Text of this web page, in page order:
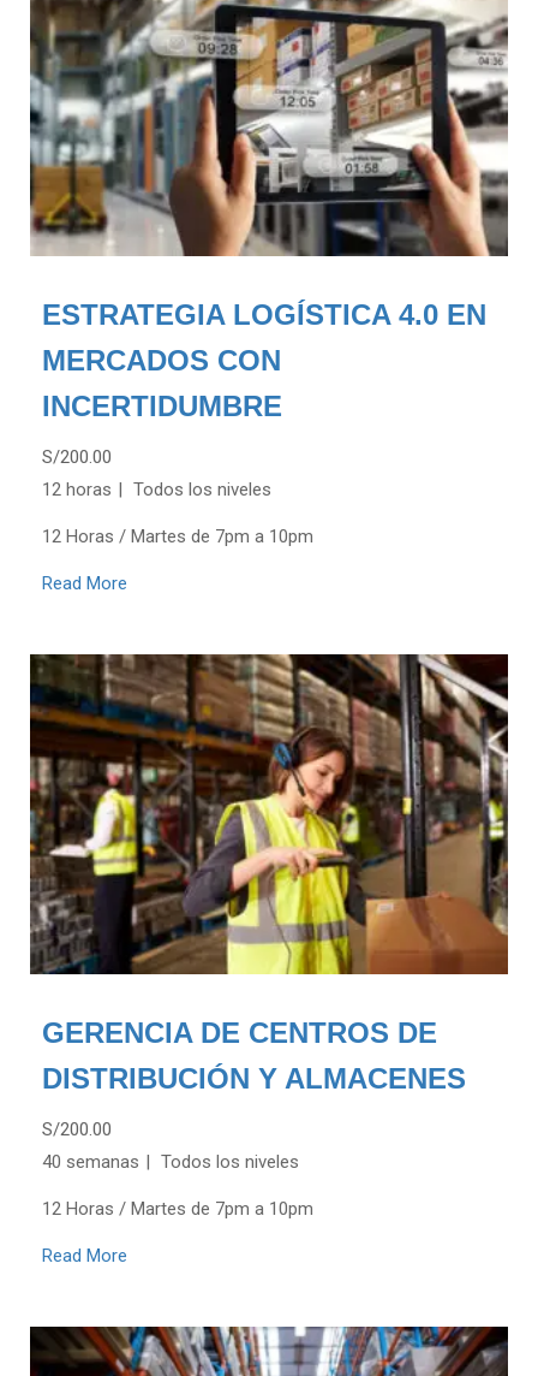
ESTRATEGIA LOGÍSTICA 4.0 EN
MERCADOS CON
INCERTIDUMBRE
S/200.00
12 horas
Todos los niveles
12 Horas / Martes de 7pm a 10pm
Read More
GERENCIA DE CENTROS DE
DISTRIBUCIÓN Y ALMACENES
S/200.00
40 semanas
Todos los niveles
12 Horas / Martes de 7pm a 10pm
Read More